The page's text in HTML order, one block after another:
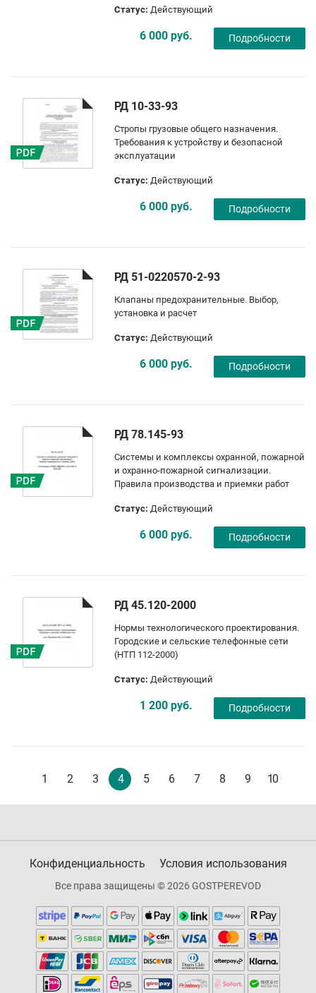
Статус: Действующий
6 000 руб. Подробности
РД 10-33-93
Стропы грузовые общего назначения.
Требования к устройству и безопасной
эксплуатации
Статус: Действующий
6 000 руб. Подробности
РД 51-0220570-2-93
Клапаны предохранительные. Выбор,
установка и расчет
Статус: Действующий
6 000 руб. Подробности
РД 78.145-93
Системы и комплексы охранной, пожарной
и охранно-пожарной сигнализации.
Правила производства и приемки работ
Статус: Действующий
6 000 руб. Подробности
РД 45.120-2000
Нормы технологического проектирования.
Городские и сельские телефонные сети
(НТП 112-2000)
Статус: Действующий
1 200 руб. Подробности
1 2 3 4 5 6 7 8 9 10
Конфиденциальность Условия использования
Все права защищены © 2026 GOSTPEREVOD